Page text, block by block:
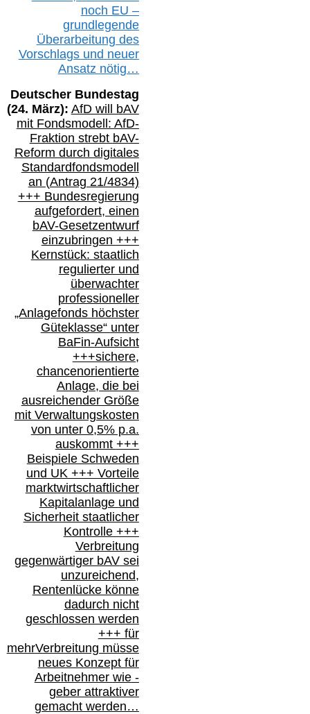
noch EU –
grundlegende
Überarbeitung des
Vorschlags und neuer
Ansatz nötig…
Deutscher Bundestag
(24. März): AfD will bAV
mit Fondsmodell: AfD-
Fraktion strebt bAV-
Reform durch digitales
Standardfondsmodell
an (Antrag 21/4834)
+++ Bundesregierung
aufgefordert, einen
bAV-Gesetzentwurf
einzubringen +++
Kernstück: staatlich
regulierter und
überwachter
professioneller
„Anlagefonds höchster
Güteklasse“ unter
BaFin-Aufsicht
+++sichere,
chancenorientierte
Anlage, die bei
ausreichender Größe
mit Verwaltungskosten
von unter 0,5% p.a.
auskommt +++
Beispiele Schweden
und UK +++ Vorteile
marktwirtschaftlicher
Kapitalanlage und
Sicherheit staatlicher
Kontrolle +++
Verbreitung
gegenwärtiger bAVsei
unzureichend,
Rentenlücke könne
dadurch nicht
geschlossen werden
+++ für
mehrVerbreitung müsse
neues Konzept für
Arbeitnehmer wie-
geber attraktiver
gemacht werden…